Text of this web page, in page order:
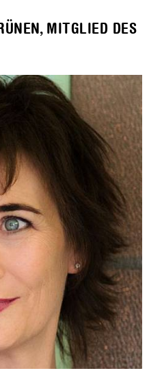
MITGLIED DES